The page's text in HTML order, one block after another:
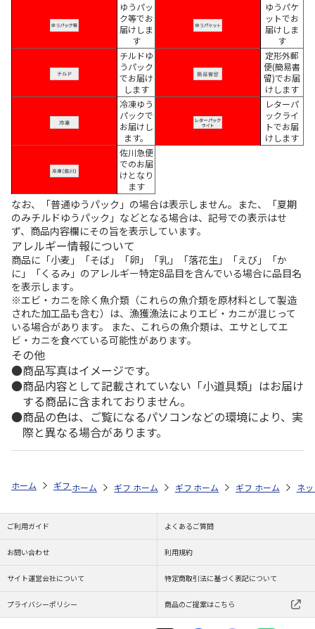
ゆうパッ
ク等でお
届けしま
す
ゆうパケ
ットでお
届けしま
す
チルドゆ
うパック
でお届け
します
定形外郵
便(簡易書
留)でお届
けします
冷凍ゆう
パックで
お届けし
ます。
レターパ
ックライ
トでお届
けします
佐川急便
でのお届
けとなり
ます
なお、「普通ゆうパック」の場合は表示しません。また、「夏期
のみチルドゆうパック」などとなる場合は、記号での表示はせ
ず、商品内容欄にその旨を表示しています。
アレルギー情報について
商品に「小麦」「そば」「卵」「乳」「落花生」「えび」「か
に」「くるみ」のアレルギー特定8品目を含んでいる場合に品目名
を表示します。
※エビ・カニを除く魚介類（これらの魚介類を原材料として製造
された加工品も含む）は、漁獲漁法によりエビ・カニが混じって
いる場合があります。 また、これらの魚介類は、エサとしてエ
ビ・カニを食べている可能性があります。
その他
商品写真はイメージです。
商品内容として記載されていない「小道具類」はお届け
する商品に含まれておりません。
商品の色は、ご覧になるパソコンなどの環境により、実
際と異なる場合があります。
ホーム ギフトストア お中元・夏ギフト特集 2026 お菓子・スイーツ
ホーム ギフトストア お中元・夏ギフト特集 2026
ホーム ギフトストア お中元・夏ギフト
ホーム ギフトストア お
ホーム ネ
ご利用ガイド よくあるご質問
お問い合わせ 利用規約
サイト運営会社について 特定商取引法に基づく表記について
プライバシーポリシー 商品のご提案はこちら